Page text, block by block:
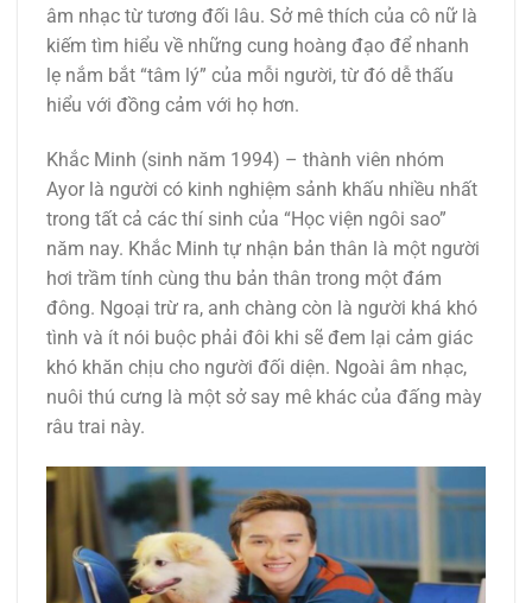
âm nhạc từ tương đối lâu. Sở mê thích của cô nữ là
kiếm tìm hiểu về những cung hoàng đạo để nhanh
lẹ nắm bắt “tâm lý” của mỗi người, từ đó dễ thấu
hiểu với đồng cảm với họ hơn.
Khắc Minh (sinh năm 1994) – thành viên nhóm
Ayor là người có kinh nghiệm sảnh khấu nhiều nhất
trong tất cả các thí sinh của “Học viện ngôi sao”
năm nay. Khắc Minh tự nhận bản thân là một người
hơi trầm tính cùng thu bản thân trong một đám
đông. Ngoại trừ ra, anh chàng còn là người khá khó
tình và ít nói buộc phải đôi khi sẽ đem lại cảm giác
khó khăn chịu cho người đối diện. Ngoài âm nhạc,
nuôi thú cưng là một sở say mê khác của đấng mày
râu trai này.